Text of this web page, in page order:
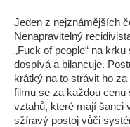
Jeden z nejznámějších
Nenapravitelný
„Fuck of people“ na
dospívá a bilancuje.
krátký na to strávit ho
filmu se za každou
vztahů, které mají šanci
sžíravý postoj vůči